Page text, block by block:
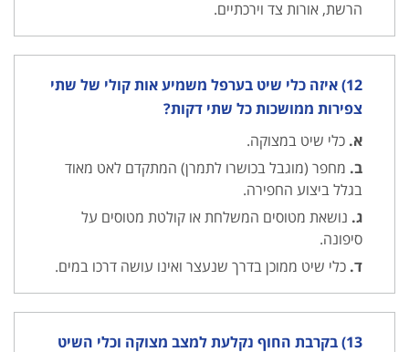
הרשת, אורות צד וירכתיים.
12) איזה כלי שיט בערפל משמיע אות קולי של שתי
צפירות ממושכות כל שתי דקות?
א. כלי שיט במצוקה.
ב. מחפר (מוגבל בכושרו לתמרן) המתקדם לאט מאוד
בגלל ביצוע החפירה.
ג. נושאת מטוסים המשלחת או קולטת מטוסים על
סיפונה.
ד. כלי שיט ממוכן בדרך שנעצר ואינו עושה דרכו במים.
13) בקרבת החוף נקלעת למצב מצוקה וכלי השיט